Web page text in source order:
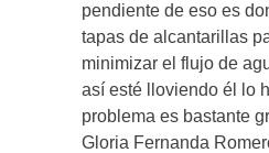
pendiente de eso es
tapas de alcantarillas
minimizar el flujo de
así esté lloviendo él lo
problema es bastante
Gloria Fernanda